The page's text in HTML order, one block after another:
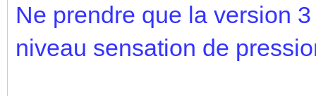
Ne prendre que la version
niveau sensation de